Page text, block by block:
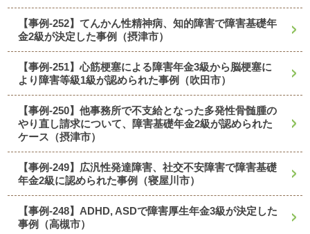
【事例-252】てんかん性精神病、知的障害で障害基礎年
金2級が決定した事例（摂津市）
【事例-251】心筋梗塞による障害年金3級から脳梗塞に
より障害等級1級が認められた事例（吹田市）
【事例-250】他事務所で不支給となった多発性骨髄腫の
やり直し請求について、障害基礎年金2級が認められた
ケース（摂津市）
【事例-249】広汎性発達障害、社交不安障害で障害基礎
年金2級に認められた事例（寝屋川市）
【事例-248】ADHD, ASDで障害厚生年金3級が決定した
事例（高槻市）